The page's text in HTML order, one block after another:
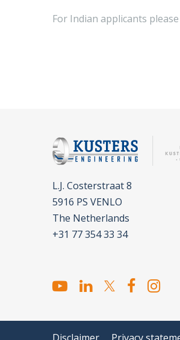
For Indian applicants please
L.J. Costerstraat 8
5916 PS VENLO
The Netherlands
+31 77 354 33 34